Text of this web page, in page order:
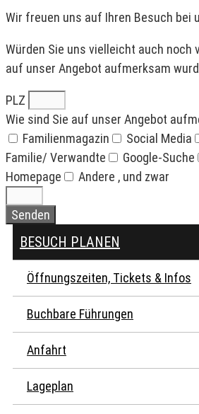
Wir freuen uns auf Ihren Besuch bei
Würden Sie uns vielleicht auch noch
auf unser Angebot aufmerksam
PLZ
Wie sind Sie auf unser Angebot
Familienmagazin
Social Media
Familie/ Verwandte
Google-Suche
Homepage
Andere , und zwar
Senden
BESUCH PLANEN
Öffnungszeiten, Tickets & Infos
Buchbare Führungen
Anfahrt
Lageplan